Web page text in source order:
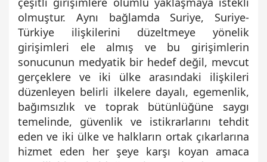
olmuştur. Aynı bağlamda Suriye, Suriye-
Türkiye ilişkilerini düzeltmeye yönelik
girişimleri ele almış ve bu girişimlerin
sonucunun medyatik bir hedef değil, mevcut
gerçeklere ve iki ülke arasındaki ilişkileri
düzenleyen belirli ilkelere dayalı, egemenlik,
bağımsızlık ve toprak bütünlüğüne saygı
temelinde, güvenlik ve istikrarlarını tehdit
eden ve iki ülke ve halkların ortak çıkarlarına
hizmet eden her şeye karşı koyan amaca